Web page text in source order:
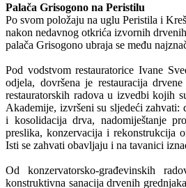
Palača Grisogono na Peristilu
Po svom položaju na uglu Peristila i
nakon nedavnog otkrića izvornih
palača Grisogono ubraja se među
Pod vodstvom restauratorice Ivane
odjela, dovršena je restauracija
restauratorskih radova u izvedbi kojih
Akademije, izvršeni su sljedeći zahvati:
i kosolidacija drva, nadomiještanje
preslika, konzervacija i rekonstrukcija
Isti se zahvati obavljaju i na tavanici
Od konzervatorsko-građevinskih
konstruktivna sanacija drvenih